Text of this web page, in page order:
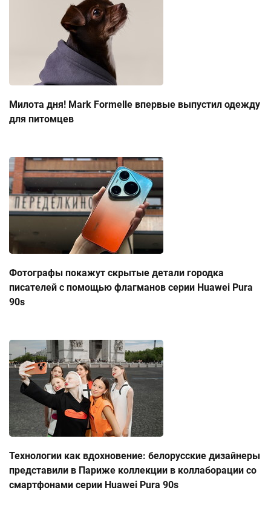
Милота дня! Mark Formelle впервые выпустил одежду
для питомцев
Фотографы покажут скрытые детали городка
писателей с помощью флагманов серии Huawei Pura
90s
Технологии как вдохновение: белорусские дизайнеры
представили в Париже коллекции в коллаборации со
смартфонами серии Huawei Pura 90s